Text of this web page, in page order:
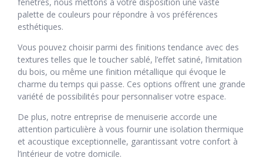
palette de couleurs pour répondre à vos préférences
esthétiques.
Vous pouvez choisir parmi des finitions tendance avec des
textures telles que le toucher sablé, l’effet satiné, l’imitation
du bois, ou même une finition métallique qui évoque le
charme du temps qui passe. Ces options offrent une grande
variété de possibilités pour personnaliser votre espace.
De plus, notre entreprise de menuiserie accorde une
attention particulière à vous fournir une isolation thermique
et acoustique exceptionnelle, garantissant votre confort à
l’intérieur de votre domicile.